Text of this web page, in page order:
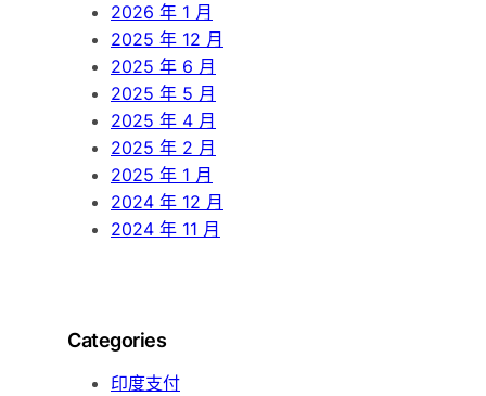
2026 年 1 月
2025 年 12 月
2025 年 6 月
2025 年 5 月
2025 年 4 月
2025 年 2 月
2025 年 1 月
2024 年 12 月
2024 年 11 月
Categories
印度支付